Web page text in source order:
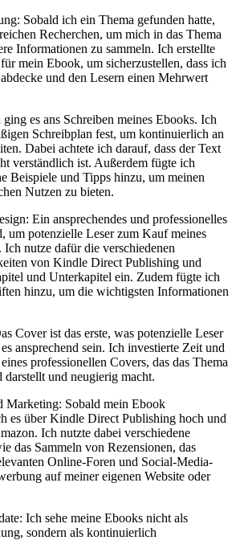
Sobald ich⁣ ein Thema gefunden hatte,
Recherchen, um ‌mich in ‍das Thema
Informationen zu sammeln.⁣ Ich erstellte
mein Ebook, ‌um sicherzustellen, dass ich
​und den Lesern einen Mehrwert
es ans ‍Schreiben meines Ebooks. Ich
Schreibplan fest, ⁣um⁤ kontinuierlich ​an
Dabei ‌achtete ich darauf,⁢ dass der Text⁣
verständlich ist. Außerdem fügte ich​
Beispiele‍ und Tipps⁤ hinzu,⁣ um meinen
Nutzen zu⁤ bieten.
Ein ansprechendes und professionelles
um potenzielle Leser zum Kauf meines
nutze dafür die verschiedenen
von Kindle Direct Publishing und
und Unterkapitel ein. Zudem fügte ich⁣
hinzu, um die ⁢wichtigsten Informationen
Cover ist⁣ das erste,⁢ was potenzielle Leser
ansprechend sein. Ich investierte Zeit und
professionellen Covers, das das Thema
darstellt und neugierig ⁢macht.
Marketing:‍ Sobald mein Ebook
es über Kindle Direct Publishing⁢ hoch und
Ich nutzte dabei verschiedene
das Sammeln von Rezensionen, das
‍Online-Foren und Social-Media-
auf ‌meiner eigenen Website oder
Ich sehe meine Ebooks nicht als
sondern⁤ als kontinuierlich